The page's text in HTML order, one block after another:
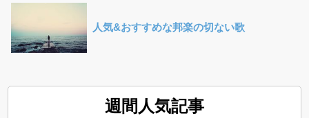
人気&おすすめな邦楽の切ない歌
週間人気記事